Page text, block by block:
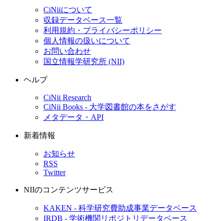
CiNiiについて
収録データベース一覧
利用規約・プライバシーポリシー
個人情報の扱いについて
お問い合わせ
国立情報学研究所 (NII)
ヘルプ
CiNii Research
CiNii Books - 大学図書館の本をさがす
メタデータ・API
新着情報
お知らせ
RSS
Twitter
NIIのコンテンツサービス
KAKEN - 科学研究費助成事業データベース
IRDB - 学術機関リポジトリデータベース